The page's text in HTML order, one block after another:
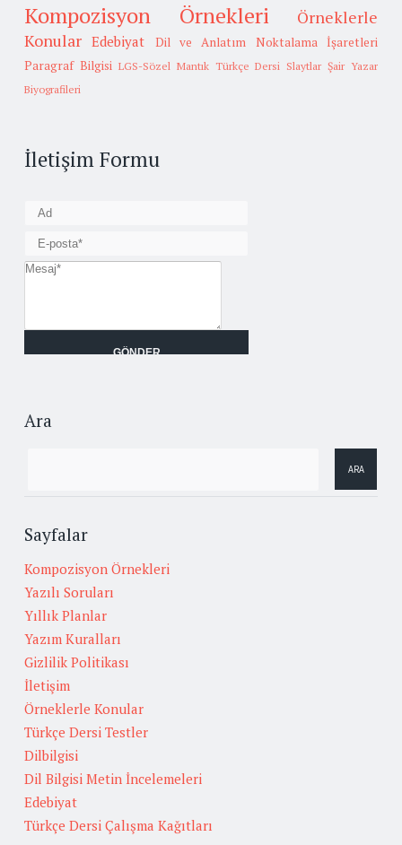
Kompozisyon Örnekleri
Örneklerle
Konular Edebiyat Dil ve Anlatım
Noktalama İşaretleri
Paragraf Bilgisi LGS-Sözel Mantık Türkçe Dersi Slaytlar Şair Yazar
Biyografileri
İletişim Formu
Ara
Sayfalar
Kompozisyon Örnekleri
Yazılı Soruları
Yıllık Planlar
Yazım Kuralları
Gizlilik Politikası
İletişim
Örneklerle Konular
Türkçe Dersi Testler
Dilbilgisi
Dil Bilgisi Metin İncelemeleri
Edebiyat
Türkçe Dersi Çalışma Kağıtları